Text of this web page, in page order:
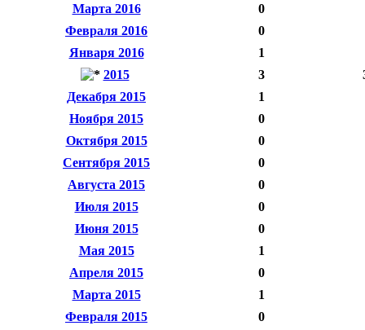
Марта 2016
0
Февраля 2016
0
Января 2016
1
2015
3
Декабря 2015
1
Ноября 2015
0
Октября 2015
0
Сентября 2015
0
Августа 2015
0
Июля 2015
0
Июня 2015
0
Мая 2015
1
Апреля 2015
0
Марта 2015
1
Февраля 2015
0